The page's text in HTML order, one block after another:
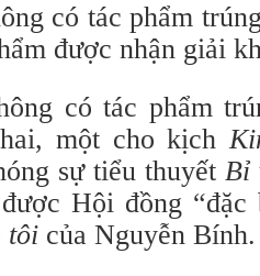
có tác phẩm
được nhận giải
có tác phẩm
một cho kịch
sự tiểu thuyết Bỉ
Hội đồng
tôi của Nguyễn Bính.